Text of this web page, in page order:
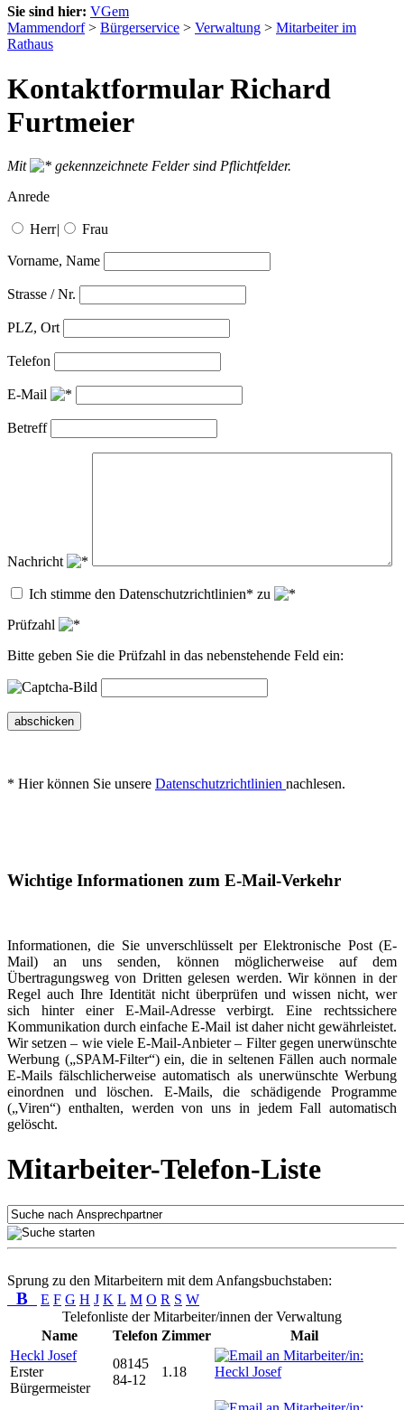
Sie sind hier: VGem
Mammendorf> Bürgerservice > Verwaltung > Mitarbeiter im
Rathaus
Kontaktformular Richard
Furtmeier
Mit
gekennzeichnete Felder sind Pflichtfelder.
Anrede
Herr| Frau
Vorname, Name
Strasse / Nr.
PLZ, Ort
Telefon
E-Mail
Betreff
Nachricht
Ich stimme den Datenschutzrichtlinien* zu
Prüfzahl
Bitte geben Sie die Prüfzahl in das nebenstehende Feld ein:
abschicken
* Hier können Sie unsere Datenschutzrichtlinien nachlesen.
Wichtige Informationen zum E-Mail-Verkehr
Informationen, die Sie unverschlüsselt per Elektronische Post (E-
Mail) an uns senden, können möglicherweise auf dem
Übertragungsweg von Dritten gelesen werden. Wir können in der
Regel auch Ihre Identität nicht überprüfen und wissen nicht, wer
sich hinter einer E-Mail-Adresse verbirgt. Eine rechtssichere
Kommunikation durch einfache E-Mail ist daher nicht gewährleistet.
Wir setzen – wie viele E-Mail-Anbieter – Filter gegen unerwünschte
Werbung („SPAM-Filter“) ein, die in seltenen Fällen auch normale
E-Mails fälschlicherweise automatisch als unerwünschte Werbung
einordnen und löschen. E-Mails, die schädigende Programme
(„Viren“) enthalten, werden von uns in jedem Fall automatisch
gelöscht.
Mitarbeiter-Telefon-Liste
Sprung zu den Mitarbeitern mit dem Anfangsbuchstaben:
B E F G H J K L M O R S W
Telefonliste der Mitarbeiter/innen der Verwaltung
Name
Telefon Zimmer
Mail
Heckl Josef
Erster
Bürgermeister
08145
84-12
1.18